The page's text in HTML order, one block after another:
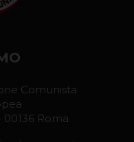
Comunista
00136 Roma